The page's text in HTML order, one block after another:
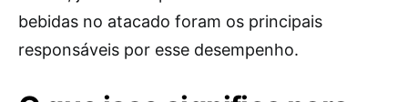
bebidas no atacado foram os principais
responsáveis por esse desempenho.